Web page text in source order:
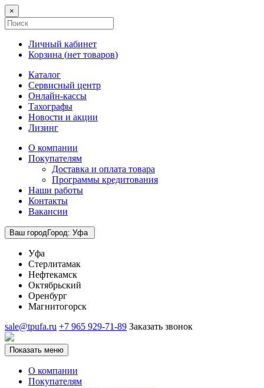
×
Личный кабинет
Корзина (нет товаров)
Каталог
Сервисный центр
Онлайн-кассы
Тахографы
Новости и акции
Лизинг
О компании
Покупателям
Доставка и оплата товара
Программы кредитования
Наши работы
Контакты
Вакансии
Ваш городГород: Уфа
Уфа
Стерлитамак
Нефтекамск
Октябрьский
Оренбург
Магнитогорск
sale@tpufa.ru +7 965 929-71-89 Заказать звонок
Показать меню
О компании
Покупателям